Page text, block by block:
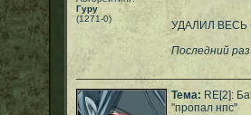
Гуру
(1271-0)
УДАЛИЛ ВЕСЬ
Последний
Тема: RE[2]:
"пропал нпс"